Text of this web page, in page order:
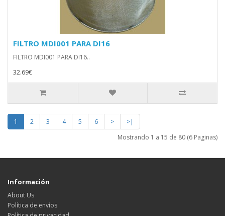
FILTRO MDI001 PARA DI16
FILTRO MDI001 PARA DI16..
32.69€
1 2 3 4 5 6 >
>|
Mostrando 1 a 15 de 80 (6 Paginas)
Información
About Us
Política de envíos